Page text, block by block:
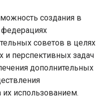
создания в
советов в целях
и перспективных задач
дополнительных
их использованием.